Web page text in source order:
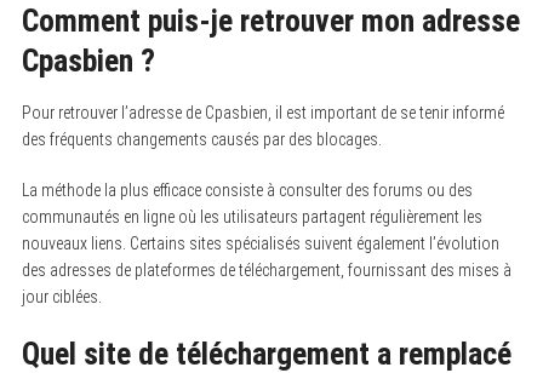
Comment puis-je retrouver mon adresse
Cpasbien ?
Pour retrouver l’adresse de Cpasbien, il est important de se tenir informé
des fréquents changements causés par des blocages.
La méthode la plus efficace consiste à consulter des forums ou des
communautés en ligne où les utilisateurs partagent régulièrement les
nouveaux liens. Certains sites spécialisés suivent également l’évolution
des adresses de plateformes de téléchargement, fournissant des mises à
jour ciblées.
Quel site de téléchargement a remplacé